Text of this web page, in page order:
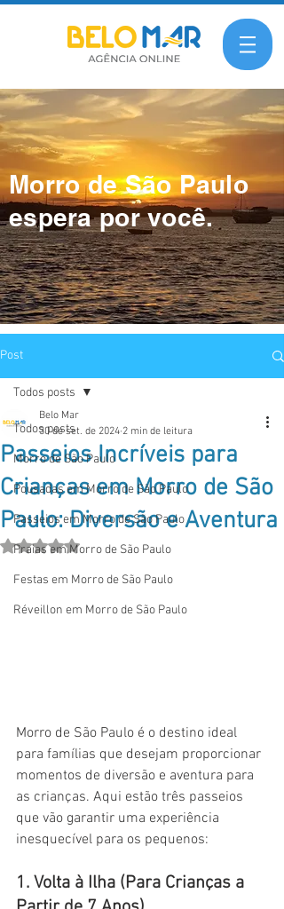
Morro de São Paulo
espera por você.
Post
Todos posts
Morro de São Paulo
Pousadas em Morro de São Paulo
Passeios em Morro de São Paulo
Praias em Morro de São Paulo
Festas em Morro de São Paulo
Réveillon em Morro de São Paulo
Todos posts
Passeios Incríveis para
Crianças em Morro de São
Paulo: Diversão e Aventura
Belo Mar
30 de set. de 2024 2 min de leitura
Avaliado com NaN de 5 estrelas.
Morro de São Paulo é o destino ideal
para famílias que desejam proporcionar
momentos de diversão e aventura para
as crianças. Aqui estão três passeios
que vão garantir uma experiência
inesquecível para os pequenos:
1. Volta à Ilha (Para Crianças a